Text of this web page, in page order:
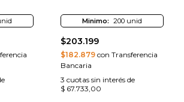
Minimo: 200 unid
$203.199
$182.879con Transferencia
Bancaria
3 cuotas sin interés de
$ 67.733,00